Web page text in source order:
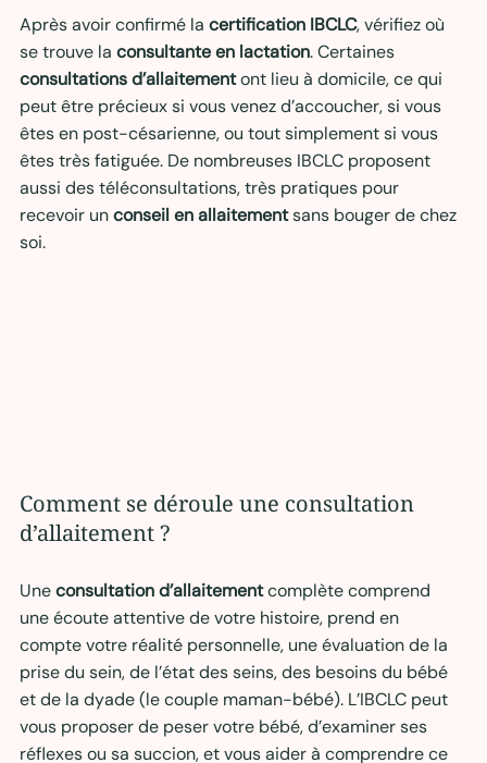
Après avoir confirmé la certification IBCLC, vérifiez où
se trouve la consultanteen lactation. Certaines
consultations d’allaitement ont lieu à domicile, ce qui
peut être précieux si vous venez d’accoucher, si vous
êtes en post-césarienne, ou tout simplement si vous
êtes très fatiguée. De nombreuses IBCLC proposent
aussi des téléconsultations, très pratiques pour
recevoir un conseil en allaitement sans bouger de chez
soi.
Comment se déroule une consultation
d’allaitement ?
Une consultation d’allaitement complète comprend
une écoute attentive de votre histoire, prend en
compte votre réalité personnelle, une évaluation de la
prise du sein, de l’état des seins, des besoins du bébé
et de la dyade (le couple maman-bébé). L’IBCLC peut
vous proposer de peser votre bébé, d’examiner ses
réflexes ou sa succion, et vous aider à comprendre ce